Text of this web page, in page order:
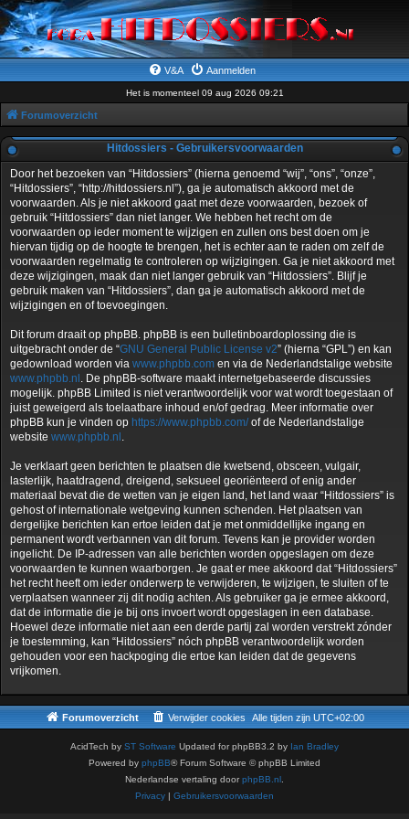
V&A Aanmelden
Het is momenteel 09 aug 2026 09:21
Forumoverzicht
Hitdossiers - Gebruikersvoorwaarden
Door het bezoeken van “Hitdossiers” (hierna genoemd “wij”, “ons”, “onze”,
“Hitdossiers”, “http://hitdossiers.nl”), ga je automatisch akkoord met de
voorwaarden. Als je niet akkoord gaat met deze voorwaarden, bezoek of
gebruik “Hitdossiers” dan niet langer. We hebben het recht om de
voorwaarden op ieder moment te wijzigen en zullen ons best doen om je
hiervan tijdig op de hoogte te brengen, het is echter aan te raden om zelf de
voorwaarden regelmatig te controleren op wijzigingen. Ga je niet akkoord met
deze wijzigingen, maak dan niet langer gebruik van “Hitdossiers”. Blijf je
gebruik maken van “Hitdossiers”, dan ga je automatisch akkoord met de
wijzigingen en of toevoegingen.
Dit forum draait op phpBB. phpBB is een bulletinboardoplossing die is
uitgebracht onder de “GNU General Public License v2” (hierna “GPL”) en kan
gedownload worden via www.phpbb.com en via de Nederlandstalige website
www.phpbb.nl . De phpBB-software maakt internetgebaseerde discussies
mogelijk. phpBB Limited is niet verantwoordelijk voor wat wordt toegestaan of
juist geweigerd als toelaatbare inhoud en/of gedrag. Meer informatie over
phpBB kun je vinden op https://www.phpbb.com/of de Nederlandstalige
website www.phpbb.nl .
Je verklaart geen berichten te plaatsen die kwetsend, obsceen, vulgair,
lasterlijk, haatdragend, dreigend, seksueel georiënteerd of enig ander
materiaal bevat die de wetten van je eigen land, het land waar “Hitdossiers” is
gehost of internationale wetgeving kunnen schenden. Het plaatsen van
dergelijke berichten kan ertoe leiden dat je met onmiddellijke ingang en
permanent wordt verbannen van dit forum. Tevens kan je provider worden
ingelicht. De IP-adressen van alle berichten worden opgeslagen om deze
voorwaarden te kunnen waarborgen. Je gaat er mee akkoord dat “Hitdossiers”
het recht heeft om ieder onderwerp te verwijderen, te wijzigen, te sluiten of te
verplaatsen wanneer zij dit nodig achten. Als gebruiker ga je ermee akkoord,
dat de informatie die je bij ons invoert wordt opgeslagen in een database.
Hoewel deze informatie niet aan een derde partij zal worden verstrekt zónder
je toestemming, kan “Hitdossiers” nóch phpBB verantwoordelijk worden
gehouden voor een hackpoging die ertoe kan leiden dat de gegevens
vrijkomen.
Forumoverzicht Alle tijden zijn UTC+02:00
Verwijder cookies
AcidTech by ST Software Updated for phpBB3.2 by Ian Bradley
Powered by phpBB® Forum Software © phpBB Limited
Nederlandse vertaling doorphpBB.nl
Privacy | Gebruikersvoorwaarden